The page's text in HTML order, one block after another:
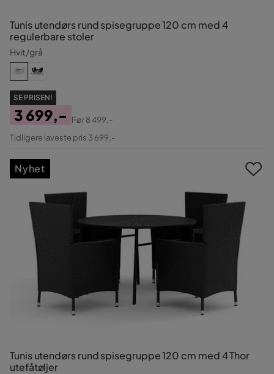
Tunis utendørs rund spisegruppe 120 cm med 4
regulerbare stoler
Hvit/grå
SE PRISEN!
Pris
3 699,-
Original
Før8 499,-
Tidligere laveste pris 3 699,-
Tunis utendørs rund spisegruppe 120 cm med 4 Thor
utefåtøljer
Nyhet